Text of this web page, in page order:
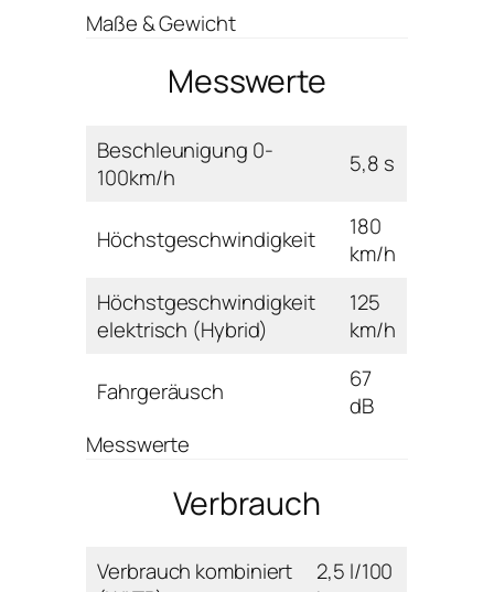
Maße & Gewicht
Messwerte
Beschleunigung 0-
100km/h
5,8 s
Höchstgeschwindigkeit
180
km/h
Höchstgeschwindigkeit
elektrisch (Hybrid)
125
km/h
Fahrgeräusch
67
dB
Messwerte
Verbrauch
Verbrauch kombiniert
2,5 l/100